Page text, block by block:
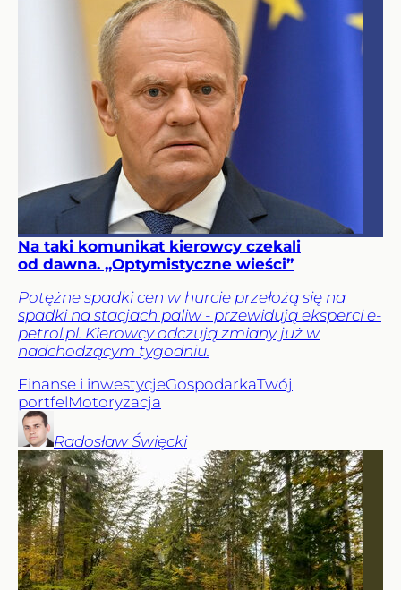
Na taki komunikat kierowcy czekali
od dawna. „Optymistyczne wieści”
Potężne spadki cen w hurcie przełożą się na
spadki na stacjach paliw - przewidują eksperci e-
petrol.pl. Kierowcy odczują zmiany już w
nadchodzącym tygodniu.
Finanse i inwestycjeGospodarkaTwój
portfelMotoryzacja
Radosław Święcki